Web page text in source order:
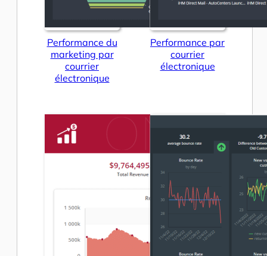
Performance du
marketing par
courrier
électronique
Performance par
courrier
électronique